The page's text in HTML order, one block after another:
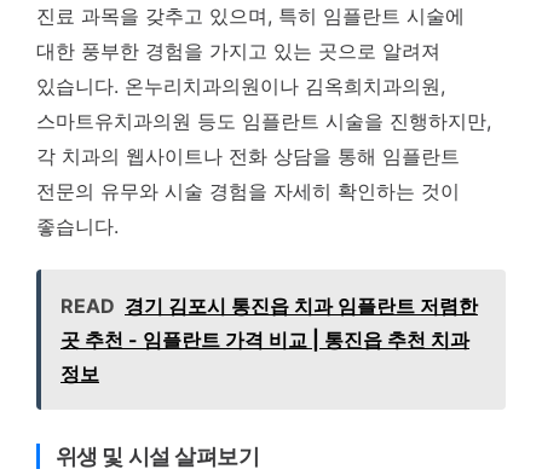
진료 과목을 갖추고 있으며, 특히 임플란트 시술에
대한 풍부한 경험을 가지고 있는 곳으로 알려져
있습니다. 온누리치과의원이나 김옥희치과의원,
스마트유치과의원 등도 임플란트 시술을 진행하지만,
각 치과의 웹사이트나 전화 상담을 통해 임플란트
전문의 유무와 시술 경험을 자세히 확인하는 것이
좋습니다.
READ 경기 김포시 통진읍 치과 임플란트 저렴한
곳 추천 - 임플란트 가격 비교 | 통진읍 추천 치과
정보
위생 및 시설 살펴보기